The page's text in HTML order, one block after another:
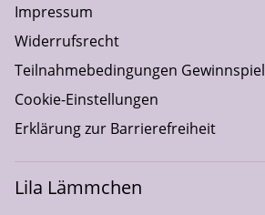
Impressum
Widerrufsrecht
Teilnahmebedingungen Gewinnspiel
Cookie-Einstellungen
Erklärung zur Barrierefreiheit
Lila Lämmchen